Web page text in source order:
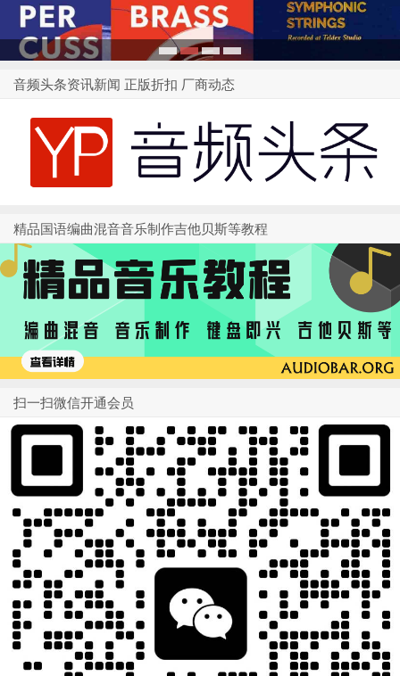
音频头条资讯新闻 正版折扣 厂商动态
精品国语编曲混音音乐制作吉他贝斯等教程
扫一扫微信开通会员